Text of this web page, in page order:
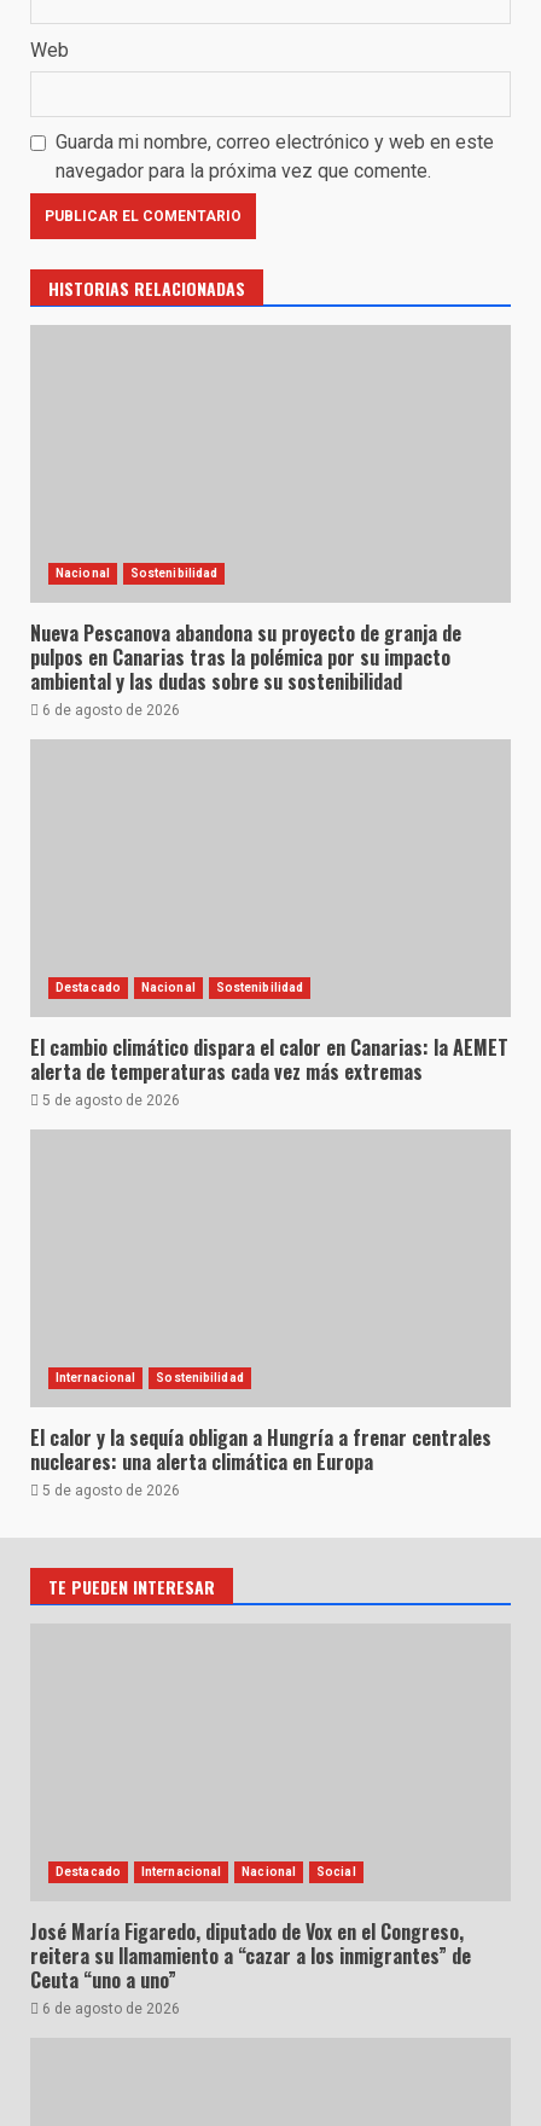
Web
Guarda mi nombre, correo electrónico y web en este
navegador para la próxima vez que comente.
HISTORIAS RELACIONADAS
Nacional Sostenibilidad
Nueva Pescanova abandona su proyecto de granja de
pulpos en Canarias tras la polémica por su impacto
ambiental y las dudas sobre su sostenibilidad
6 de agosto de 2026
Destacado Nacional Sostenibilidad
El cambio climático dispara el calor en Canarias: la AEMET
alerta de temperaturas cada vez más extremas
5 de agosto de 2026
Internacional Sostenibilidad
El calor y la sequía obligan a Hungría a frenar centrales
nucleares: una alerta climática en Europa
5 de agosto de 2026
TE PUEDEN INTERESAR
Destacado Internacional Nacional Social
José María Figaredo, diputado de Vox en el Congreso,
reitera su llamamiento a “cazar a los inmigrantes” de
Ceuta “uno a uno”
6 de agosto de 2026